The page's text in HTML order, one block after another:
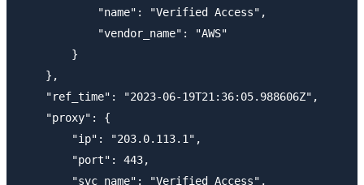
            "name": "Verified Access",
            "vendor_name": "AWS"
        }
    },
    "ref_time": "2023-06-19T21:36:05.988606Z",
    "proxy": {
        "ip": "203.0.113.1",
        "port": 443,
        "svc_name": "Verified Access",